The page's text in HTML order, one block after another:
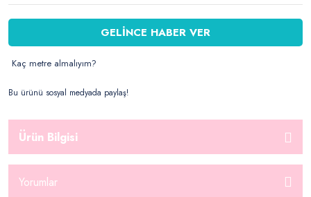
GELİNCE HABER VER
Kaç metre almalıyım?
Bu ürünü sosyal medyada paylaş!
Ürün Bilgisi
Yorumlar